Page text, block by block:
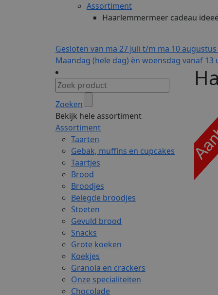
Assortiment
Haarlemmermeer cadeau
Gesloten van ma 27 juli t/m ma 10
Maandag (hele dag) èn woensdag vanaf
Zoeken
Bekijk hele assortiment
Assortiment
Taarten
Gebak, muffins en cupcakes
Taartjes
Brood
Broodjes
Belegde broodjes
Stoeten
Gevuld brood
Snacks
Grote koeken
Koekjes
Granola en crackers
Onze specialiteiten
Chocolade